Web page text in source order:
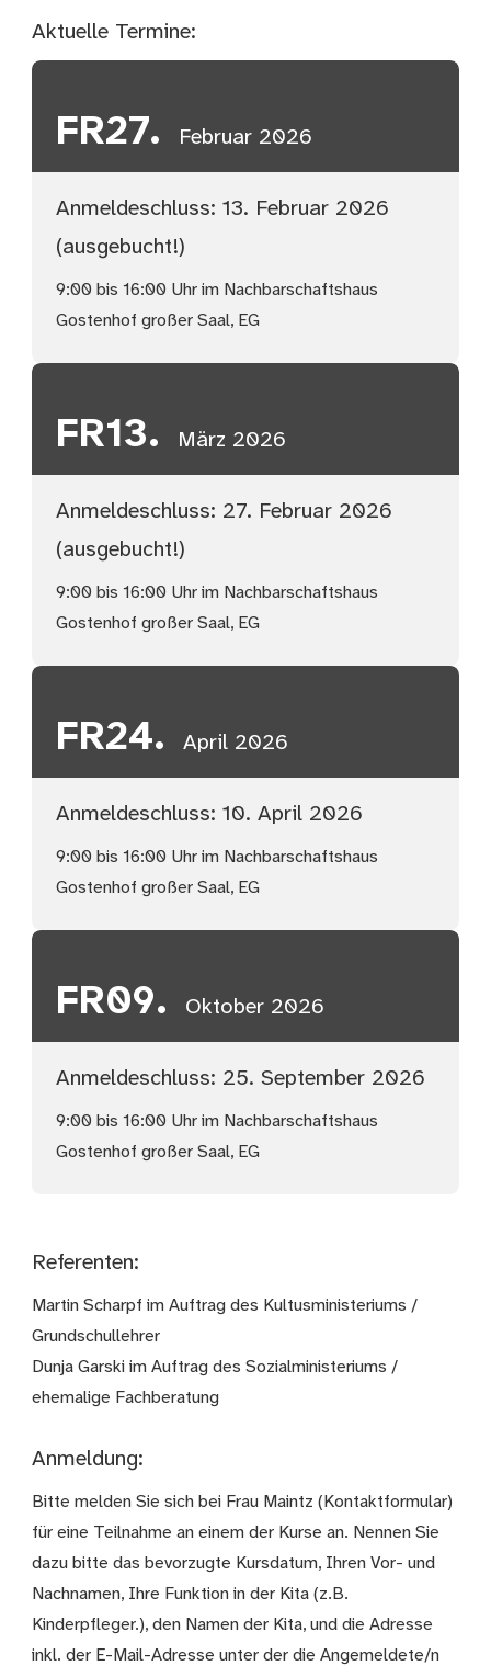
Aktuelle Termine:
FR27. Februar 2026
Anmeldeschluss: 13. Februar 2026
(ausgebucht!)
9:00 bis 16:00 Uhr im Nachbarschaftshaus
Gostenhof großer Saal, EG
FR13. März 2026
Anmeldeschluss: 27. Februar 2026
(ausgebucht!)
9:00 bis 16:00 Uhr im Nachbarschaftshaus
Gostenhof großer Saal, EG
FR24. April 2026
Anmeldeschluss: 10. April 2026
9:00 bis 16:00 Uhr im Nachbarschaftshaus
Gostenhof großer Saal, EG
FR09. Oktober 2026
Anmeldeschluss: 25. September 2026
9:00 bis 16:00 Uhr im Nachbarschaftshaus
Gostenhof großer Saal, EG
Referenten:
Martin Scharpf im Auftrag des Kultusministeriums /
Grundschullehrer
Dunja Garski im Auftrag des Sozialministeriums /
ehemalige Fachberatung
Anmeldung:
Bitte melden Sie sich bei Frau Maintz (Kontaktformular)
für eine Teilnahme an einem der Kurse an. Nennen Sie
dazu bitte das bevorzugte Kursdatum, Ihren Vor- und
Nachnamen, Ihre Funktion in der Kita (z.B.
Kinderpfleger.), den Namen der Kita, und die Adresse
inkl. der E-Mail-Adresse unter der die Angemeldete/n